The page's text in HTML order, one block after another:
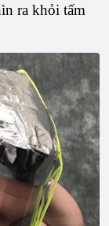
ra khỏi tấm